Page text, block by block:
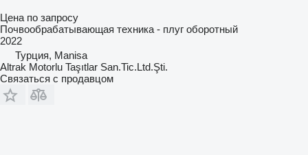
Цена по запросу
Почвообрабатывающая техника - плуг оборотный
2022
Турция, Manisa
Altrak Motorlu Taşıtlar San.Tic.Ltd.Şti.
Связаться с продавцом